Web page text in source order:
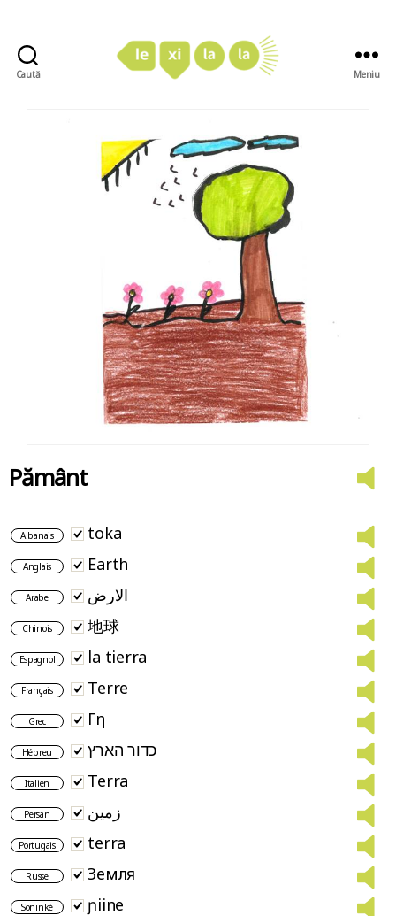
Caută Meniu
Pământ
Albanais toka
Anglais Earth
Arabe الارض
Chinois 地球
Espagnol la tierra
Français Terre
Grec Γη
Hébreu כדור הארץ
Italien Terra
Persan زمین
Portugais terra
Russe Земля
Soninké ɲiine